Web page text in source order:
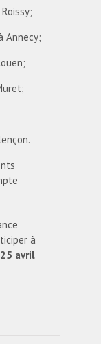
Annecy;
à
avril